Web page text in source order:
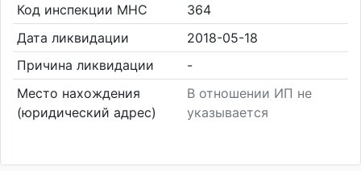
Код инспекции МНС
364
Дата ликвидации
2018-05-18
Причина ликвидации
-
Место нахождения
(юридический адрес)
В отношении ИП не
указывается